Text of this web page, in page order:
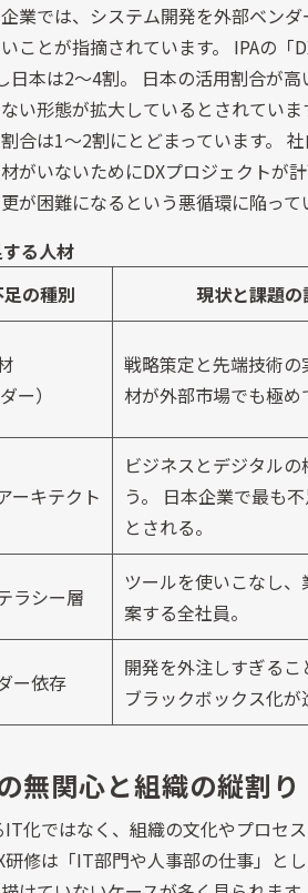
業では、システム開発を外部ベン
ことが指摘されています。 IPAの
日本は2～4割。 日本の活用割合が
い形態が拡大しているとされてい
合は1～2割にとどまっています。
がいないためにDXプロジェクトが
が困難になるという悪循環に陥って
る人材
の種別
現状と課題の
ー）
戦略策定と先端技術の
材が外部市場でも極め
ーキテクト
ビジネスとデジタルの
う。 日本企業で最も
とされる。
ラシー層
ツールを使いこなし、
案する全社員。
ー依存
開発を外注しすぎるこ
ブラックボックス化が
無関心と組織の縦割り
IT化ではなく、組織の文化やプロセ
研修は「IT部門や人事部の仕事」と